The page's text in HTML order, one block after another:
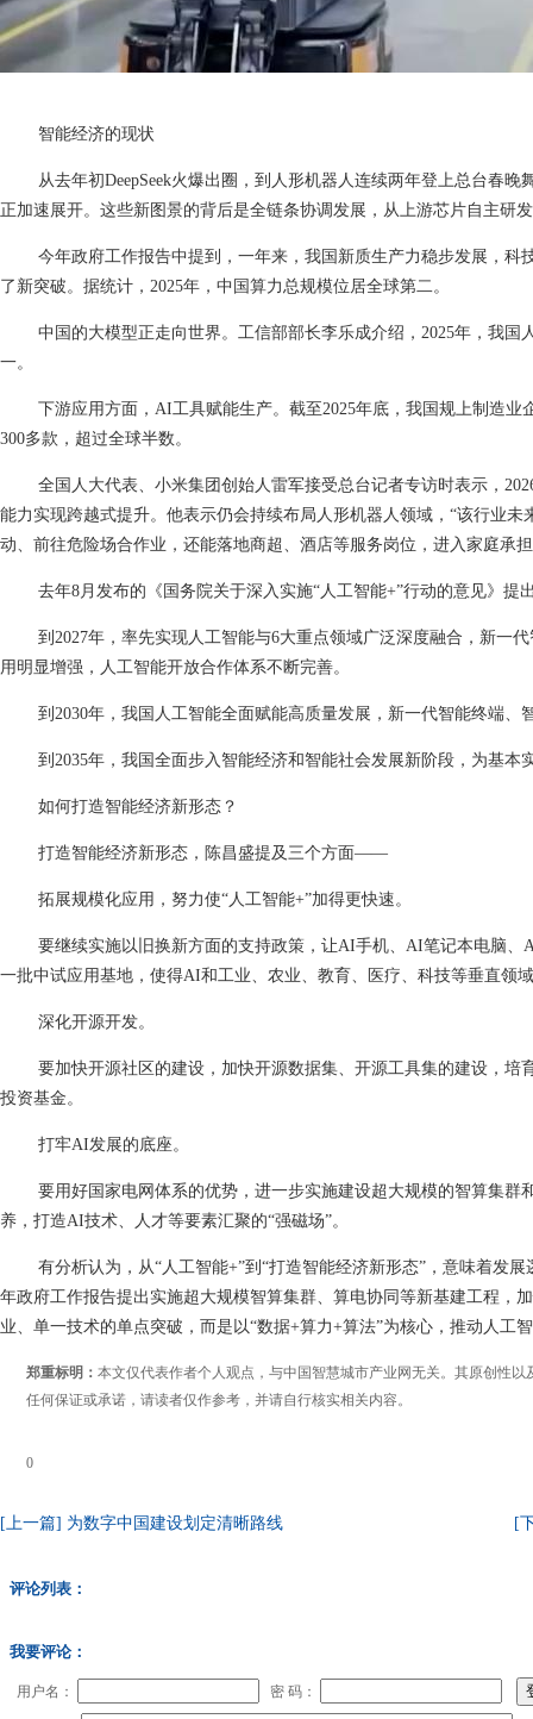
智能经济的现状
从去年初DeepSeek火爆出圈，到人形机器人连续两年登上总台春
正加速展开。这些新图景的背后是全链条协调发展，从上游芯片自主研
今年政府工作报告中提到，一年来，我国新质生产力稳步发展，
了新突破。据统计， 2025年，中国算力总规模位居全球第二。
中国的大模型正走向世界。工信部部长李乐成介绍， 2025年，我国
一。
下游应用方面， AI工具赋能生产。截至2025年底，我国规上制造业
300多款，超过全球半数。
全国人大代表、小米集团创始人雷军接受总台记者专访时表示，
能力实现跨越式提升。他表示仍会持续布局人形机器人领域，“该行业
动、前往危险场合作业，还能落地商超、酒店等服务岗位，进入家庭承
去年8月发布的《国务院关于深入实施“人工智能+”行动的意见》提
到 2027年，率先实现人工智能与6大重点领域广泛深度融合，新一
用明显增强，人工智能开放合作体系不断完善。
到 2030年，我国人工智能全面赋能高质量发展，新一代智能终端
到 2035年，我国全面步入智能经济和智能社会发展新阶段，为基本
如何打造智能经济新形态？
打造智能经济新形态，陈昌盛提及三个方面——
拓展规模化应用，努力使“人工智能+”加得更快速。
要继续实施以旧换新方面的支持政策，让AI手机、AI笔记本电脑、
一批中试应用基地，使得AI和工业、农业、教育、医疗、科技等垂直领
深化开源开发。
要加快开源社区的建设，加快开源数据集、开源工具集的建设，
投资基金。
打牢AI发展的底座。
要用好国家电网体系的优势，进一步实施建设超大规模的智算集
养，打造AI技术、人才等要素汇聚的“强磁场”。
有分析认为，从“人工智能+”到“打造智能经济新形态”，意味着发
年政府工作报告提出实施超大规模智算集群、算电协同等新基建工程，
业、单一技术的单点突破，而是以“数据+算力+算法”为核心，推动人
郑重标明： 本文仅代表作者个人观点，与中国智慧城市产业网无关。其原创性
任何保证或承诺，请读者仅作参考，并请自行核实相关内容。
0
[上一篇] 为数字中国建设划定清晰路线 [
评论列表：
我要评论：
用户名： 密 码：